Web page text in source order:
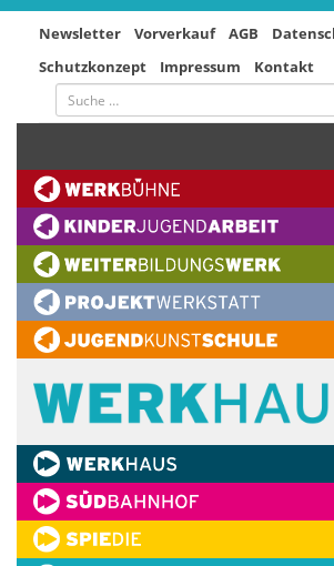
Newsletter Vorverkauf AGB
Schutzkonzept
Impressum Kontakt